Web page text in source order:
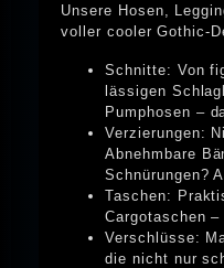
Unsere Hosen,
voller cooler Gothic-
Schnitte: Von
lässigen
Pumphosen –
Verzierungen:
Abnehmbare
Schnürungen?
Taschen:
Cargotaschen
Verschlüsse:
die nicht nur